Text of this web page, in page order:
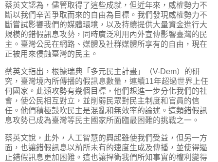
蔡英文認為，儘管取得了這些成就，但近年來，威權勢力不
斷以我們辛苦爭取而來的自由為目標。我們發現威權勢力不
斷嘗試影響我們的媒體環境，以及持續提供大量資金進行大
規模的錯假訊息攻勢，同時廣泛利用內外宣傳影響臺灣的民
主。臺灣公民在網路、媒體及社群媒體所享有的自由，現在
正被用來侵蝕臺灣的民主。
蔡英文指出，根據瑞典「多元民主計畫」（V-Dem）的研
究，臺灣境內所傳播的假訊息數量，連續11年超過世界上任
何國家。此類攻勢有幾個目標，他們想進一步分化我們的社
會，使公民相互對立，並削弱民眾對民主制度和官員的信
任。他們積極鼓吹民主是混亂和無效率的論述。這類錯假訊
息攻勢已成為臺灣等民主國家所面臨最困難的挑戰之一。
蔡英文說，此外，人工智慧的興起雖使我們受益，但另一方
面，也讓錯假訊息以前所未有的速度生成及傳播，並使得遏
止錯假訊息更加困難。這也讓捍衛我們所知事實的權利變得